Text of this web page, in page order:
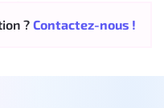
? Contactez-nous !